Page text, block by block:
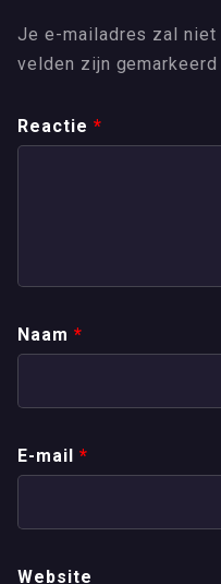
Je e-mailadres zal niet
velden zijn
Reactie *
Naam *
E-mail *
Website